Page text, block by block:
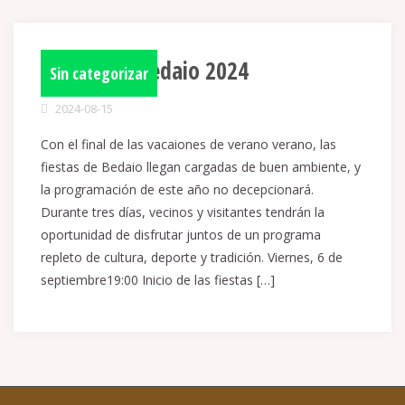
Sin categorizar
Fiestas de Bedaio 2024
2024-08-15
Con el final de las vacaiones de verano verano, las
fiestas de Bedaio llegan cargadas de buen ambiente, y
la programación de este año no decepcionará.
Durante tres días, vecinos y visitantes tendrán la
oportunidad de disfrutar juntos de un programa
repleto de cultura, deporte y tradición. Viernes, 6 de
septiembre19:00 Inicio de las fiestas […]